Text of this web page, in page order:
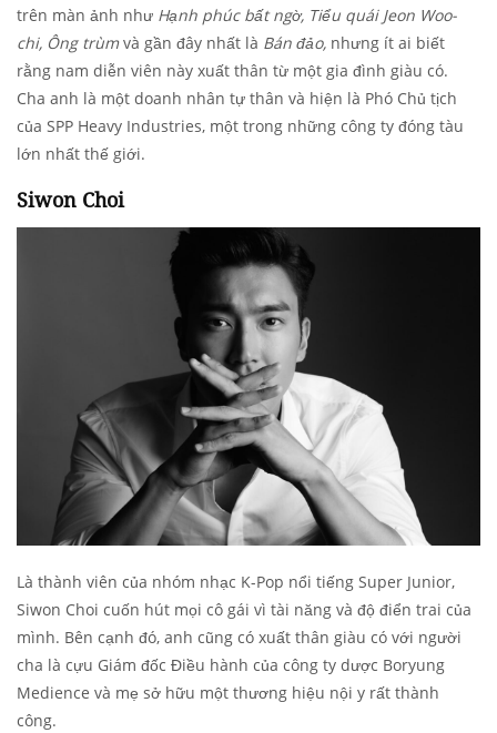
trên màn ảnh như Hạnh phúc bất ngờ, Tiểu quái Jeon Woo-
chi, Ông trùmvà gần đây nhất là Bán đảo, nhưng ít ai biết
rằng nam diễn viên này xuất thân từ một gia đình giàu có.
Cha anh là một doanh nhân tự thân và hiện là Phó Chủ tịch
của SPP Heavy Industries, một trong những công ty đóng tàu
lớn nhất thế giới.
Siwon Choi
Là thành viên của nhóm nhạc K-Pop nổi tiếng Super Junior,
Siwon Choi cuốn hút mọi cô gái vì tài năng và độ điển trai của
mình. Bên cạnh đó, anh cũng có xuất thân giàu có với người
cha là cựu Giám đốc Điều hành của công ty dược Boryung
Medience và mẹ sở hữu một thương hiệu nội y rất thành
công.